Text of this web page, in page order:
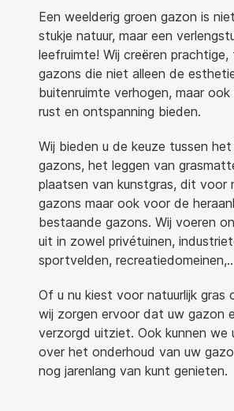
Een weelderig groen gazon is
stukje natuur, maar een
leefruimte! Wij creëren
gazons die niet alleen de
buitenruimte verhogen, maar
rust en ontspanning bieden.
Wij bieden u de keuze tussen
gazons, het leggen van
plaatsen van kunstgras, dit voor
gazons maar ook voor de
bestaande gazons. Wij voeren
uit in zowel privétuinen,
sportvelden,
Of u nu kiest voor natuurlijk gras
wij zorgen ervoor dat uw gazon
verzorgd uitziet. Ook kunnen we
over het onderhoud van uw
nog jarenlang van kunt genieten.